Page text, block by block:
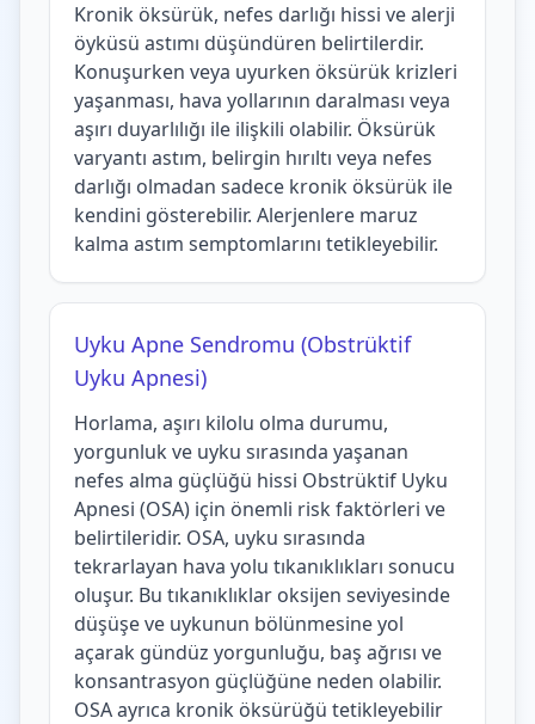
Kronik öksürük, nefes darlığı hissi ve alerji
öyküsü astımı düşündüren belirtilerdir.
Konuşurken veya uyurken öksürük krizleri
yaşanması, hava yollarının daralması veya
aşırı duyarlılığı ile ilişkili olabilir. Öksürük
varyantı astım, belirgin hırıltı veya nefes
darlığı olmadan sadece kronik öksürük ile
kendini gösterebilir. Alerjenlere maruz
kalma astım semptomlarını tetikleyebilir.
Uyku Apne Sendromu (Obstrüktif
Uyku Apnesi)
Horlama, aşırı kilolu olma durumu,
yorgunluk ve uyku sırasında yaşanan
nefes alma güçlüğü hissi Obstrüktif Uyku
Apnesi (OSA) için önemli risk faktörleri ve
belirtileridir. OSA, uyku sırasında
tekrarlayan hava yolu tıkanıklıkları sonucu
oluşur. Bu tıkanıklıklar oksijen seviyesinde
düşüşe ve uykunun bölünmesine yol
açarak gündüz yorgunluğu, baş ağrısı ve
konsantrasyon güçlüğüne neden olabilir.
OSA ayrıca kronik öksürüğü tetikleyebilir